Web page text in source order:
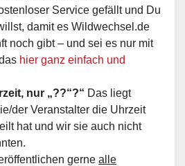
Service gefällt und Du
damit es Wildwechsel.de
noch gibt – und sei es nur mit
hier ganz einfach und
nur „??“?“ Das liegt
der Veranstalter die Uhrzeit
hat und wir sie auch nicht
gerne alle